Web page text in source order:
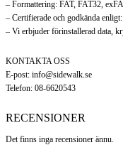
– Formattering: FAT, FAT32,
– Certifierade och godkända
– Vi erbjuder förinstallerad data,
KONTAKTA OSS
E-post: info@sidewalk.se
Telefon: 08-6620543
RECENSIONER
Det finns inga recensioner ännu.